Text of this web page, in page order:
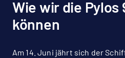
Wie wir die
können
Am 14. Juni jährt sich der